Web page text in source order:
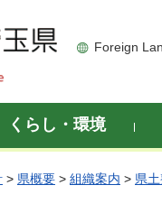
Foreign
くらし・環境
> 県概要 > 組織案内 > 県